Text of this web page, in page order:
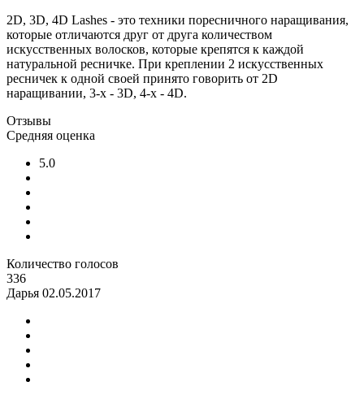
2D, 3D, 4D Lashes - это техники поресничного наращивания,
которые отличаются друг от друга количеством
искусственных волосков, которые крепятся к каждой
натуральной ресничке. При креплении 2 искусственных
ресничек к одной своей принято говорить от 2D
наращивании, 3-х - 3D, 4-х - 4D.
Отзывы
Средняя оценка
5.0
Количество голосов
336
Дарья 02.05.2017